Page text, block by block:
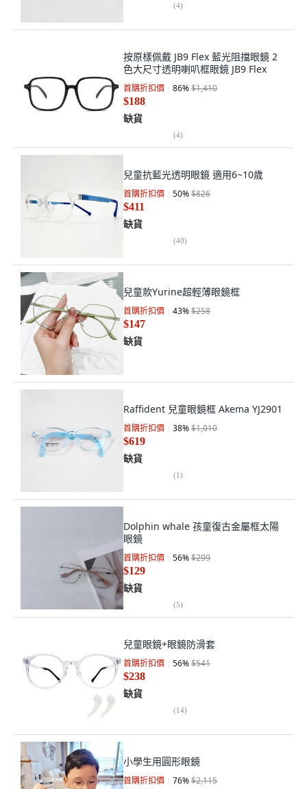
(4)
按原樣佩戴 JB9 Flex 藍光阻擋眼鏡 2
色大尺寸透明喇叭框眼鏡 JB9 Flex
首購折扣價 86%$1,410
$188
缺貨
(4)
兒童抗藍光透明眼鏡 適用6~10歲
首購折扣價 50%$826
$411
缺貨
(40)
兒童款Yurine超輕薄眼鏡框
首購折扣價 43%$258
$147
缺貨
Raffident 兒童眼鏡框 Akema YJ2901
首購折扣價 38%$1,010
$619
缺貨
(1)
Dolphin whale 孩童復古金屬框太陽
眼鏡
首購折扣價 56%$299
$129
缺貨
(5)
兒童眼鏡+眼鏡防滑套
首購折扣價 56%$541
$238
缺貨
(14)
小學生用圓形眼鏡
首購折扣價 76%$2,115